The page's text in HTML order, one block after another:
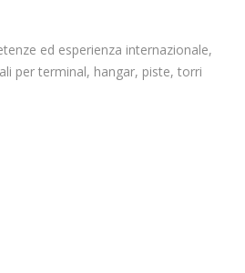
ed esperienza internazionale,
per terminal, hangar, piste, torri